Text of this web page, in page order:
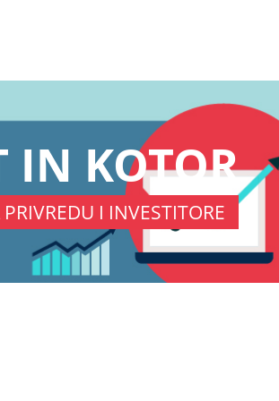
IN KOTOR
I INVESTITORE